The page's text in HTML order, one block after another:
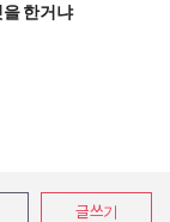
한거냐
글쓰기